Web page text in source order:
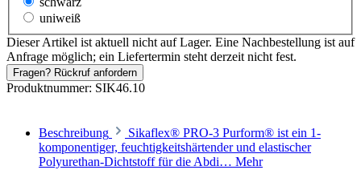
uniweiß
Dieser Artikel ist aktuell nicht auf Lager. Eine Nachbestellung ist auf
Anfrage möglich; ein Liefertermin steht derzeit nicht fest.
Fragen? Rückruf anfordern
Produktnummer: SIK46.10
Beschreibung
Sikaflex® PRO-3 Purform® ist ein 1-
komponentiger, feuchtigkeitshärtender und elastischer
Polyurethan-Dichtstoff für die Abdi… Mehr